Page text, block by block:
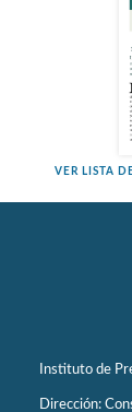
VER LISTA
Instituto de
Dirección: